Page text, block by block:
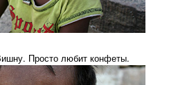
Просто любит конфеты.